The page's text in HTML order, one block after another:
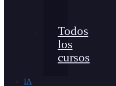
Todos
los
cursos
IA